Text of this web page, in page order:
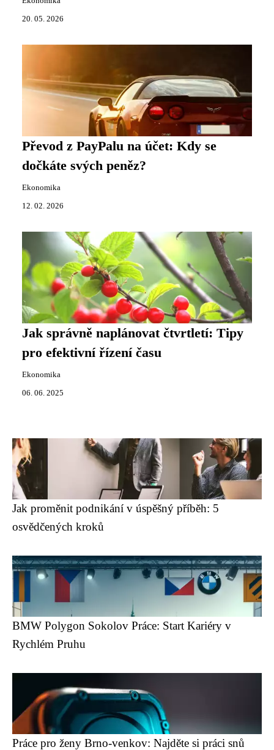
20. 05. 2026
Převod z PayPalu na účet: Kdy se
dočkáte svých peněz?
Ekonomika
12. 02. 2026
Jak správně naplánovat čtvrtletí: Tipy
pro efektivní řízení času
Ekonomika
06. 06. 2025
Jak proměnit podnikání v úspěšný příběh: 5
osvědčených kroků
BMW Polygon Sokolov Práce: Start Kariéry v
Rychlém Pruhu
Práce pro ženy Brno-venkov: Najděte si práci snů